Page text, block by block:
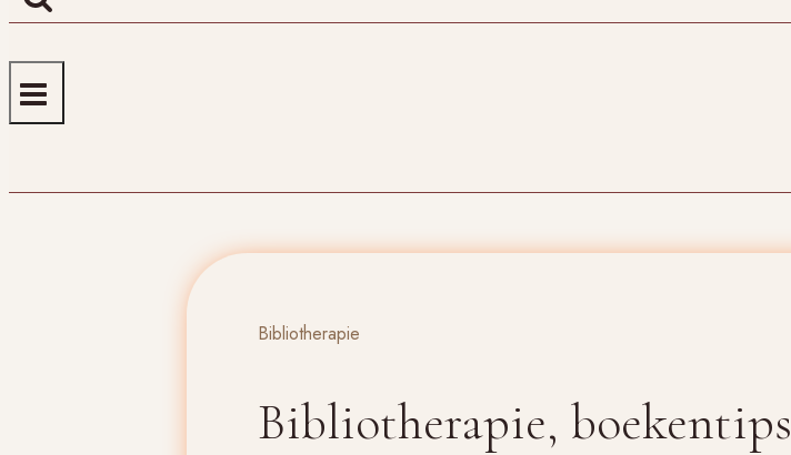
Bibliotherapie
Bibliotherapie, boekentips